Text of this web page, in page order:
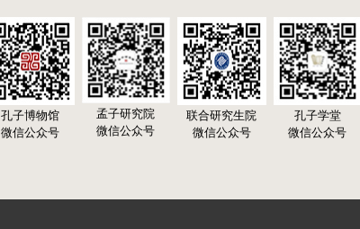
孔子博物馆
微信公众号
孟子研究院
微信公众号
联合研究生院
微信公众号
孔子学堂
微信公众号